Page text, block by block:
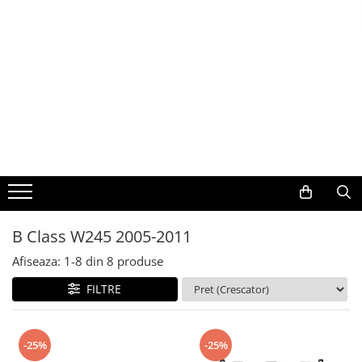
Volkswagen
Audi
Mercedes Benz
Ford
Skoda
B Class W245 2005-2011
Afiseaza: 1-8 din 8 produse
FILTRE
-25% -25%